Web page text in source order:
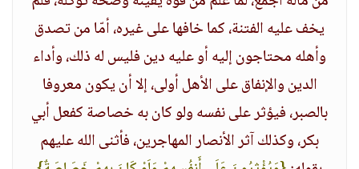
يخف عليه الفتنة، كما خافها على غيره، أمّا من تصدق
وأهله محتاجون إليه أو عليه دين فليس له ذلك، وأداء
الدين والإنفاق على الأهل أولى، إلا أن يكون معروفا
بالصبر، فيؤثر على نفسه ولو كان به خصاصة كفعل أبي
بكر، وكذلك آثر الأنصار المهاجرين، فأثنى الله عليهم